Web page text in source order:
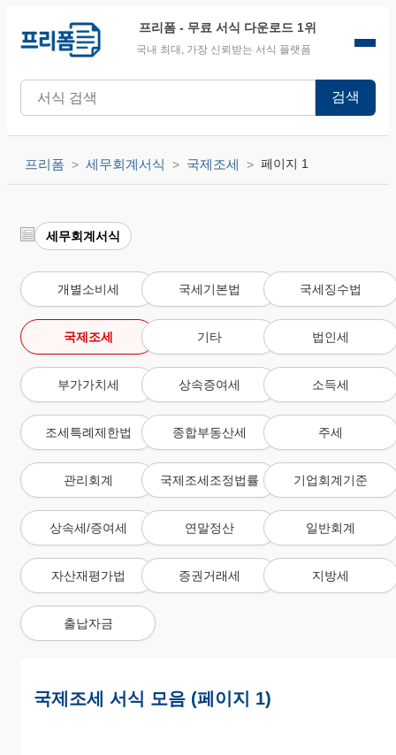
프리폼 - 무료 서식 다운로드 1위
국내 최대, 가장 신뢰받는 서식 플랫폼
검색
프리폼 세무회계서식 국제조세 페이지 1
세무회계서식
개별소비세 국세기본법 국세징수법
국제조세 기타 법인세
부가가치세 상속증여세 소득세
조세특례제한법 종합부동산세 주세
관리회계 국제조세조정법률 기업회계기준
상속세/증여세 연말정산 일반회계
자산재평가법 증권거래세 지방세
출납자금
국제조세 서식 모음 (페이지 1)